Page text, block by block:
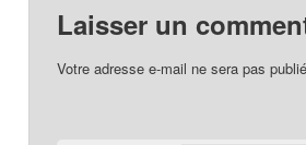
Laisser un
Votre adresse e-mail ne sera pas